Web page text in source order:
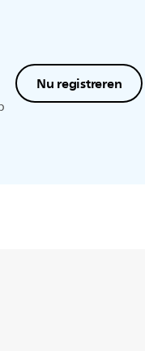
Nu registreren